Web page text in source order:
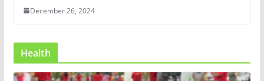
December 26, 2024
Health